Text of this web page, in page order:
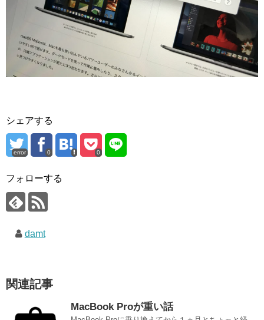
シェアする
error 0 0
フォローする
damt
関連記事
MacBook Proが重い話